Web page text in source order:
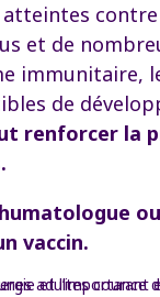
et de
immunitaire,
de
renforcer la
vaccin.